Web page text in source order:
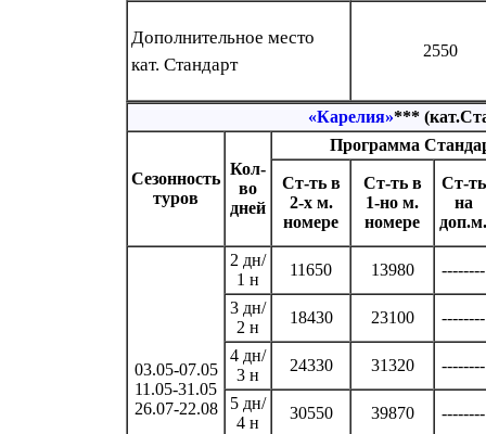
Дополнительное место
кат. Стандарт
2550
«Карелия»***
Сезонность
туров
Кол-
во
дней
Программа
Ст-ть в
2-х м.
номере
Ст-ть в
1-но м.
номере
Ст-ть
на
доп.м.
03.05-07.05
11.05-31.05
26.07-22.08
2 дн/
1 н
11650 13980 --------
3 дн/
2 н
18430 23100 --------
4 дн/
3 н
24330 31320 --------
5 дн/
4 н
30550 39870 --------